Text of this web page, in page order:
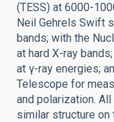
(TESS) at 6000-
Neil Gehrels Swift
bands; with the
at hard X-ray
at γ-ray energies;
Telescope for
and polarization.
similar structure